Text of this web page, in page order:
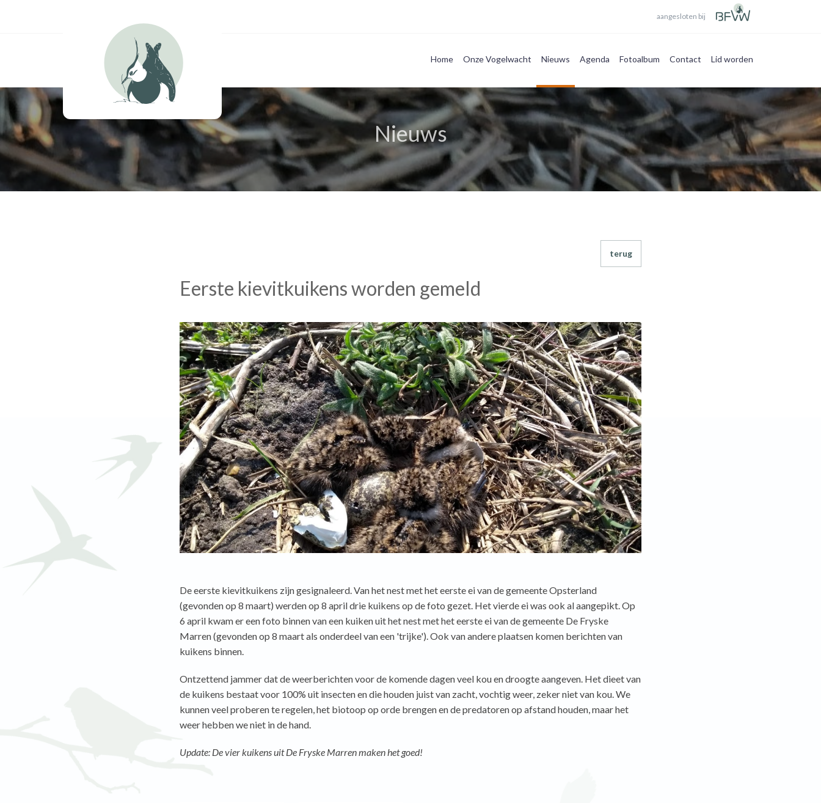
aangesloten bij
Home Onze Vogelwacht Nieuws Agenda Fotoalbum Contact Lid worden
Nieuws
terug
Eerste kievitkuikens worden gemeld
De eerste kievitkuikens zijn gesignaleerd. Van het nest met het eerste ei van de gemeente Opsterland
(gevonden op 8 maart) werden op 8 april drie kuikens op de foto gezet. Het vierde ei was ook al aangepikt. Op
6 april kwam er een foto binnen van een kuiken uit het nest met het eerste ei van de gemeente De Fryske
Marren (gevonden op 8 maart als onderdeel van een 'trijke'). Ook van andere plaatsen komen berichten van
kuikens binnen.
Ontzettend jammer dat de weerberichten voor de komende dagen veel kou en droogte aangeven. Het dieet van
de kuikens bestaat voor 100% uit insecten en die houden juist van zacht, vochtig weer, zeker niet van kou. We
kunnen veel proberen te regelen, het biotoop op orde brengen en de predatoren op afstand houden, maar het
weer hebben we niet in de hand.
Update: De vier kuikens uit De Fryske Marren maken het goed!